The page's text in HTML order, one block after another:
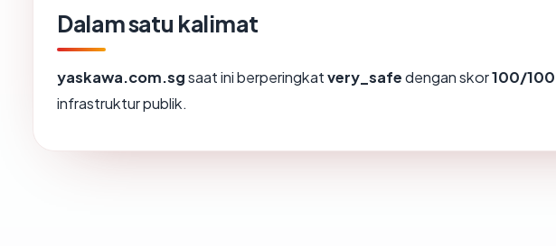
Dalam satu kalimat
yaskawa.com.sgsaat ini berperingkatvery_safedengan skor100/100
infrastruktur publik.